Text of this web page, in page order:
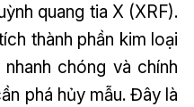
quang tia X (XRF).
thành phần kim loại
chóng và chính
phá hủy mẫu. Đây là